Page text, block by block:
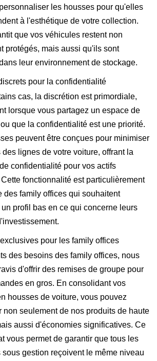
les housses pour qu'elles
à l'esthétique de votre collection.
que vos véhicules restent non
protégés, mais aussi qu'ils sont
leur environnement de stockage.
pour la confidentialité
cas, la discrétion est primordiale,
lorsque vous partagez un espace de
que la confidentialité est une priorité.
peuvent être conçues pour minimiser
des lignes de votre voiture, offrant la
confidentialité pour vos actifs
fonctionnalité est particulièrement
des family offices qui souhaitent
profil bas en ce qui concerne leurs
pour les family offices
des besoins des family offices, nous
d'offrir des remises de groupe pour
en gros. En consolidant vos
housses de voiture, vous pouvez
non seulement de nos produits de haute
aussi d'économies significatives. Ce
vous permet de garantir que tous les
gestion reçoivent le même niveau